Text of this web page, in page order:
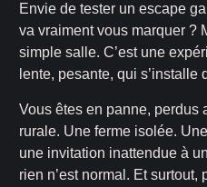
Envie de tester un escape
va vraiment vous marquer ?
simple salle. C’est une
lente, pesante, qui
Vous êtes en panne, perdus
rurale. Une ferme isolée.
une invitation inattendue à
rien n’est normal. Et